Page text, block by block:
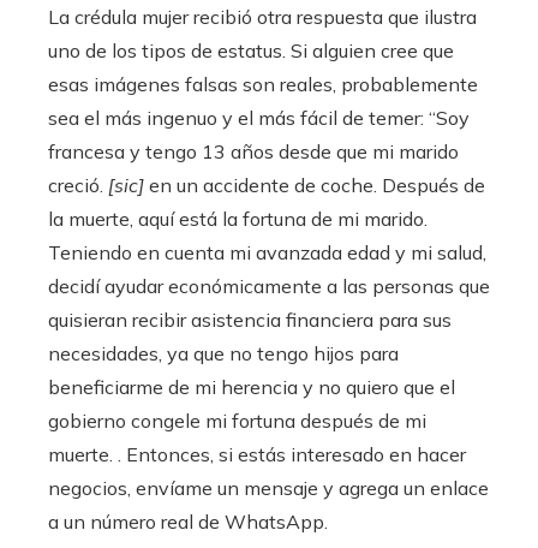
La crédula mujer recibió otra respuesta que ilustra
uno de los tipos de estatus. Si alguien cree que
esas imágenes falsas son reales, probablemente
sea el más ingenuo y el más fácil de temer: “Soy
francesa y tengo 13 años desde que mi marido
creció. [sic] en un accidente de coche. Después de
la muerte, aquí está la fortuna de mi marido.
Teniendo en cuenta mi avanzada edad y mi salud,
decidí ayudar económicamente a las personas que
quisieran recibir asistencia financiera para sus
necesidades, ya que no tengo hijos para
beneficiarme de mi herencia y no quiero que el
gobierno congele mi fortuna después de mi
muerte. . Entonces, si estás interesado en hacer
negocios, envíame un mensaje y agrega un enlace
a un número real de WhatsApp.